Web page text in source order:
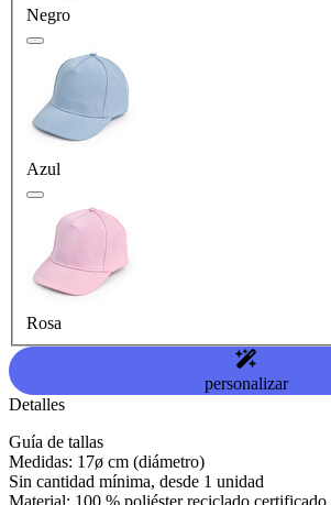
Negro
Azul
Rosa
personalizar
Detalles
Guía de tallas
Medidas: 17ø cm (diámetro)
Sin cantidad mínima, desde 1 unidad
Material: 100 % poliéster reciclado certificado.